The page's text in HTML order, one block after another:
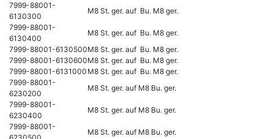
7999-88001-
6130300
M8 St. ger. auf Bu. M8 ger.
7999-88001-
6130400
M8 St. ger. auf Bu. M8 ger.
7999-88001-6130500M8 St. ger. auf Bu. M8 ger.
7999-88001-6130600M8 St. ger. auf Bu. M8 ger.
7999-88001-6131000 M8 St. ger. auf Bu. M8 ger.
7999-88001-
6230200
M8 St. ger. auf M8 Bu. ger.
7999-88001-
6230400
M8 St. ger. auf M8 Bu. ger.
7999-88001-
M8 St. ger. auf M8 Bu. ger.